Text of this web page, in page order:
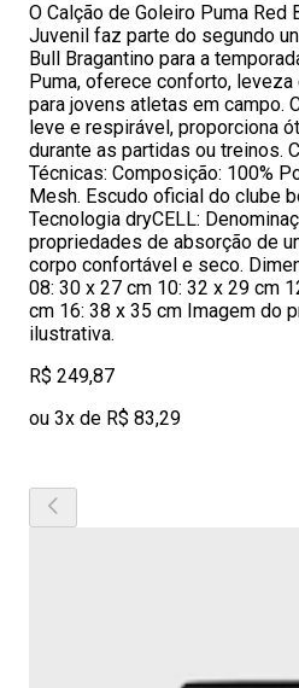
O Calção de Goleiro Puma Red
Juvenil faz parte do segundo
Bull Bragantino para a
Puma, oferece conforto,
para jovens atletas em campo.
leve e respirável, proporciona
durante as partidas ou treinos.
Técnicas: Composição: 100%
Mesh. Escudo oficial do clube
Tecnologia dryCELL:
propriedades de absorção de
corpo confortável e seco.
08: 30 x 27 cm 10: 32 x 29 cm
cm 16: 38 x 35 cm Imagem do
ilustrativa.
R$ 249,87
ou 3x de R$ 83,29